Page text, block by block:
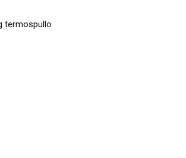
termospullo